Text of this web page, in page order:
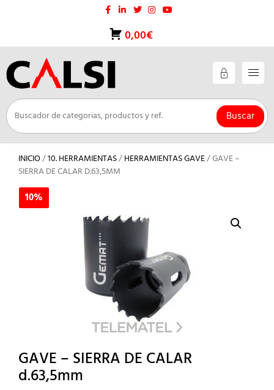
0,00€
Buscar
INICIO/10. HERRAMIENTAS/HERRAMIENTAS GAVE/ GAVE –
SIERRA DE CALAR D.63,5MM
10%
GAVE – SIERRA DE CALAR
d.63,5mm
10%